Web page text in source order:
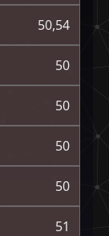
50,54
50
50
50
50
51